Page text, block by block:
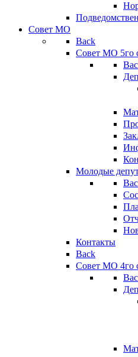
Совет МО
Back
Совет МО 5го
Молодые
Контакты
Back
Совет МО 4го